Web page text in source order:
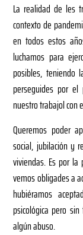
La realidad de les
contexto de
en todos estos
luchamos para
posibles, teniendo
perseguides por
nuestro trabajol con
Queremos poder
social, jubilación y
viviendas. Es por
vemos obligades a
hubiéramos
psicológica pero
algún abuso.